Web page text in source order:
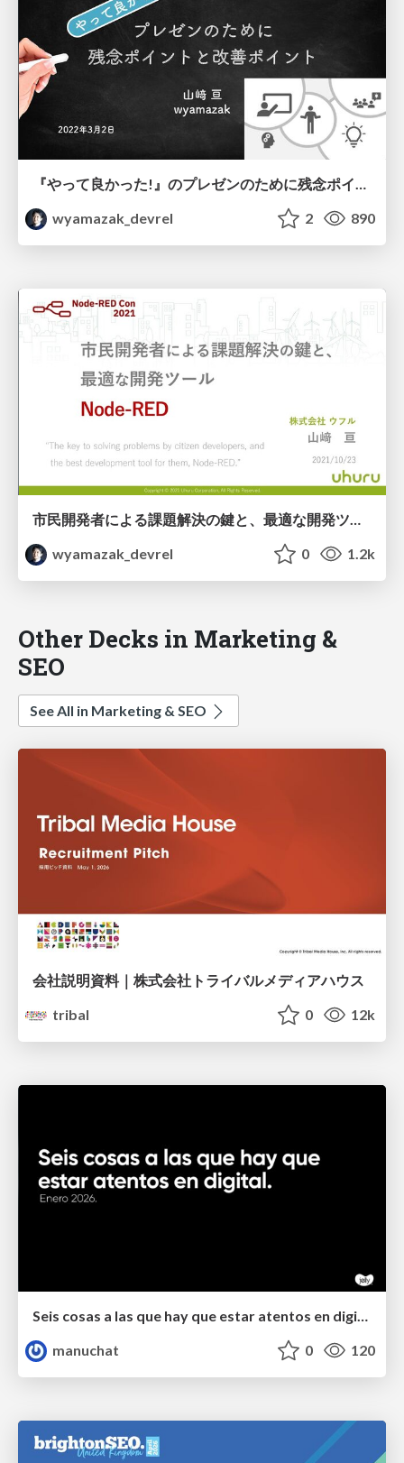
『やって良かった!』のプレゼンのために残念ポイントと改善ポイント
wyamazak_devrel
2 890
市民開発者による課題解決の鍵と、最適な開発ツールNode-RED/Node-RED-for-CitizenDevelopers-enebular
wyamazak_devrel
0 1.2k
Other Decks in Marketing &
SEO
See All in Marketing & SEO
会社説明資料｜株式会社トライバルメディアハウス
tribal
0 12k
Seis cosas a las que hay que estar atentos en digital.
manuchat
0 120